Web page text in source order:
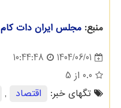
منبع: مجلس ایران دات كام
1404/06/01
10:44:48
0.0 از 5
تگهای خبر:
اقتصاد ,